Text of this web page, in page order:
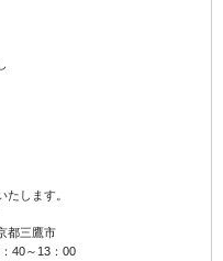
します。
都三鷹市
：40～13：00